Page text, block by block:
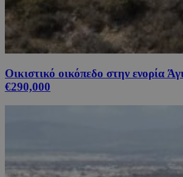
Οικιστικό οικόπεδο στην ενορία
€290,000